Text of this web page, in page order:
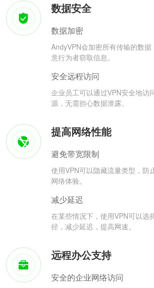
数据安全
数据加密
AndyVPN会加密所有传输的数
意行为者窃取信息。
安全远程访问
企业员工可以通过VPN安全地访
源，无需担心数据泄露。
提高网络性能
避免带宽限制
使用VPN可以隐藏流量类型，防
网络体验。
减少延迟
在某些情况下，使用VPN可以选
径，减少延迟，提高网速。
远程办公支持
安全的企业网络访问